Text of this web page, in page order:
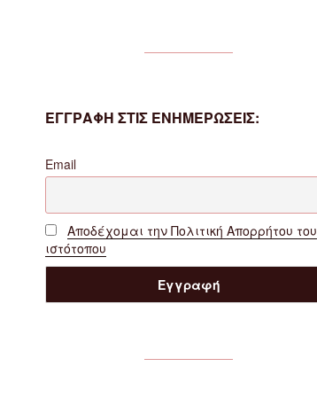
ΕΓΓΡΑΦΗ ΣΤΙΣ ΕΝΗΜΕΡΩΣΕΙΣ:
Email
Αποδέχομαι την Πολιτική Απορρήτου του
ιστότοπου